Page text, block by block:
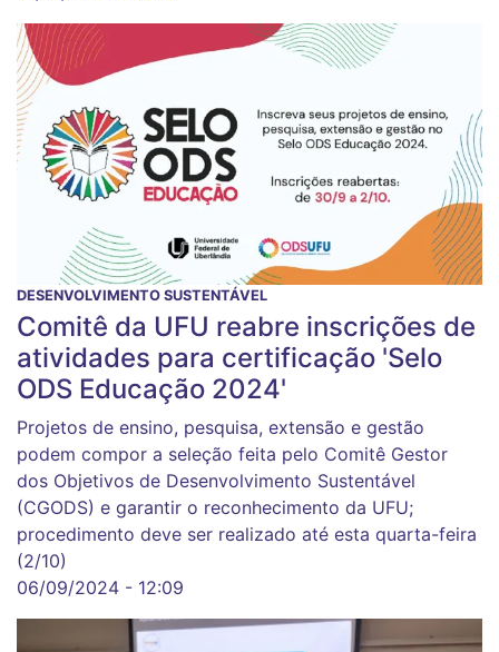
DESENVOLVIMENTO SUSTENTÁVEL
Comitê da UFU reabre inscrições de
atividades para certificação 'Selo
ODS Educação 2024'
Projetos de ensino, pesquisa, extensão e gestão
podem compor a seleção feita pelo Comitê Gestor
dos Objetivos de Desenvolvimento Sustentável
(CGODS) e garantir o reconhecimento da UFU;
procedimento deve ser realizado até esta quarta-feira
(2/10)
06/09/2024 - 12:09